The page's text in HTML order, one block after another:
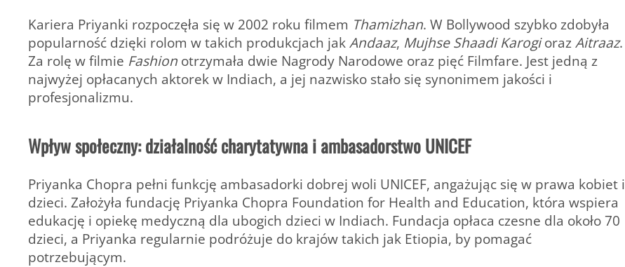
Kariera Priyanki rozpoczęła się w 2002 roku filmem Thamizhan. W Bollywood szybko zdobyła
popularność dzięki rolom w takich produkcjach jakAndaaz, Mujhse Shaadi KarogiorazAitraaz.
Za rolę w filmie Fashion otrzymała dwie Nagrody Narodowe oraz pięć Filmfare. Jest jedną z
najwyżej opłacanych aktorek w Indiach, a jej nazwisko stało się synonimem jakości i
profesjonalizmu.
Wpływ społeczny: działalność charytatywna i ambasadorstwo UNICEF
Priyanka Chopra pełni funkcję ambasadorki dobrej woli UNICEF, angażując się w prawa kobiet i
dzieci. Założyła fundację Priyanka Chopra Foundation for Health and Education, która wspiera
edukację i opiekę medyczną dla ubogich dzieci w Indiach. Fundacja opłaca czesne dla około 70
dzieci, a Priyanka regularnie podróżuje do krajów takich jak Etiopia, by pomagać
potrzebującym.